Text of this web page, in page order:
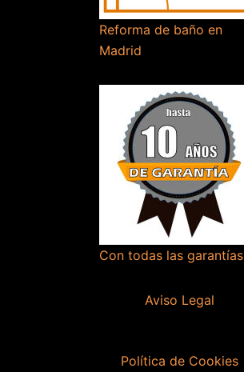
Reforma de baño en
Madrid
Con todas las garantías
Aviso Legal
Política de Cookies